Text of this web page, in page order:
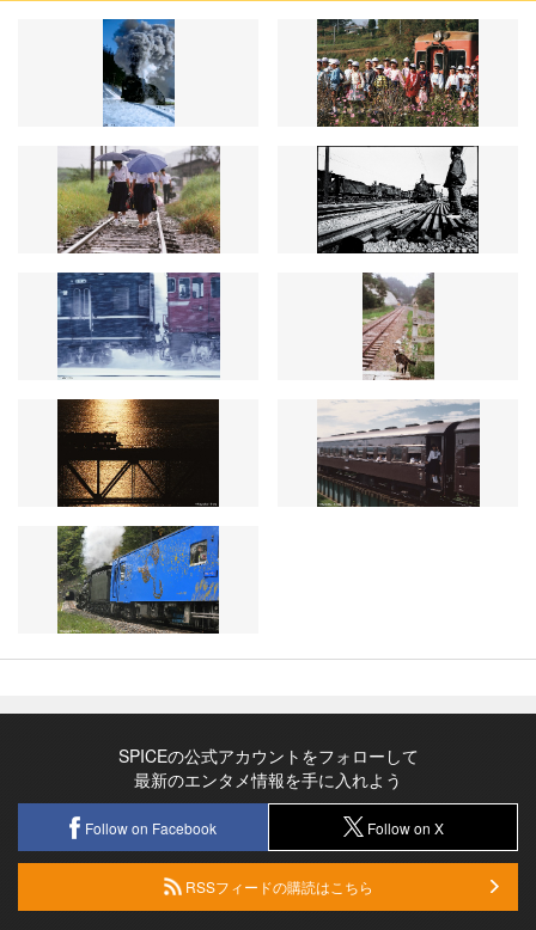
SPICEの公式アカウントをフォローして
最新のエンタメ情報を手に入れよう
Follow on Facebook Follow on X
RSSフィードの購読はこちら